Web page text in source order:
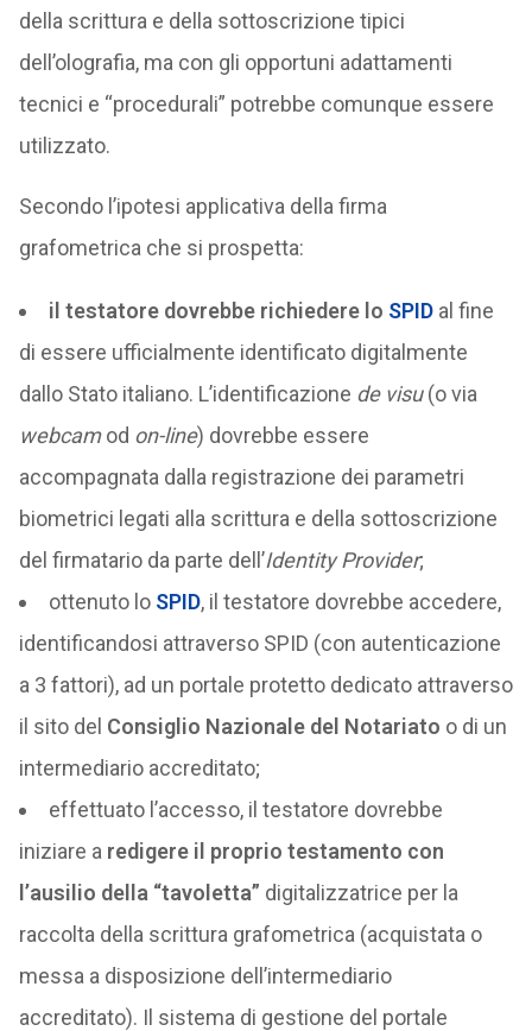
della scrittura e della sottoscrizione tipici
dell’olografia, ma con gli opportuni adattamenti
tecnici e “procedurali” potrebbe comunque essere
utilizzato.
Secondo l’ipotesi applicativa della firma
grafometrica che si prospetta:
il testatore dovrebbe richiedere lo SPID al fine
di essere ufficialmente identificato digitalmente
dallo Stato italiano. L’identificazione de visu(o via
webcamod on-line) dovrebbe essere
accompagnata dalla registrazione dei parametri
biometrici legati alla scrittura e della sottoscrizione
del firmatario da parte dell’Identity Provider;
ottenuto lo SPID, il testatore dovrebbe accedere,
identificandosi attraverso SPID (con autenticazione
a 3 fattori), ad un portale protetto dedicato attraverso
il sito del Consiglio Nazionale del Notariato o di un
intermediario accreditato;
effettuato l’accesso, il testatore dovrebbe
iniziare a redigere il proprio testamento con
l’ausilio della “tavoletta” digitalizzatrice per la
raccolta della scrittura grafometrica (acquistata o
messa a disposizione dell’intermediario
accreditato). Il sistema di gestione del portale